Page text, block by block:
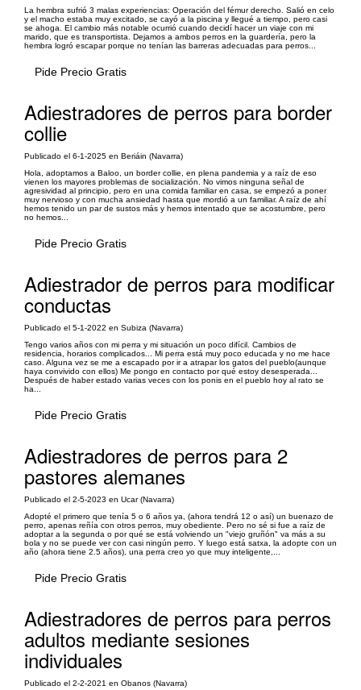
La hembra sufrió 3 malas experiencias: Operación del fémur derecho. Salió en celo
y el macho estaba muy excitado, se cayó a la piscina y llegué a tiempo, pero casi
se ahoga. El cambio más notable ocurrió cuando decidí hacer un viaje con mi
marido, que es transportista. Dejamos a ambos perros en la guardería, pero la
hembra logró escapar porque no tenían las barreras adecuadas para perros...
Pide Precio Gratis
Adiestradores de perros para border
collie
Publicado el 6-1-2025 en Beriáin (Navarra)
Hola, adoptamos a Baloo, un border collie, en plena pandemia y a raíz de eso
vienen los mayores problemas de socialización. No vimos ninguna señal de
agresividad al principio, pero en una comida familiar en casa, se empezó a poner
muy nervioso y con mucha ansiedad hasta que mordió a un familiar. A raíz de ahí
hemos tenido un par de sustos más y hemos intentado que se acostumbre, pero
no hemos...
Pide Precio Gratis
Adiestrador de perros para modificar
conductas
Publicado el 5-1-2022 en Subiza (Navarra)
Tengo varios años con mi perra y mi situación un poco difícil. Cambios de
residencia, horarios complicados... Mi perra está muy poco educada y no me hace
caso. Alguna vez se me a escapado por ir a atrapar los gatos del pueblo(aunque
haya convivido con ellos) Me pongo en contacto por qué estoy desesperada...
Después de haber estado varias veces con los ponis en el pueblo hoy al rato se
ha...
Pide Precio Gratis
Adiestradores de perros para 2
pastores alemanes
Publicado el 2-5-2023 en Ucar (Navarra)
Adopté el primero que tenía 5 o 6 años ya, (ahora tendrá 12 o así) un buenazo de
perro, apenas reñía con otros perros, muy obediente. Pero no sé si fue a raíz de
adoptar a la segunda o por qué se está volviendo un "viejo gruñón" va más a su
bola y no se puede ver con casi ningún perro. Y luego está satxa, la adopte con un
año (ahora tiene 2.5 años), una perra creo yo que muy inteligente,...
Pide Precio Gratis
Adiestradores de perros para perros
adultos mediante sesiones
individuales
Publicado el 2-2-2021 en Obanos (Navarra)